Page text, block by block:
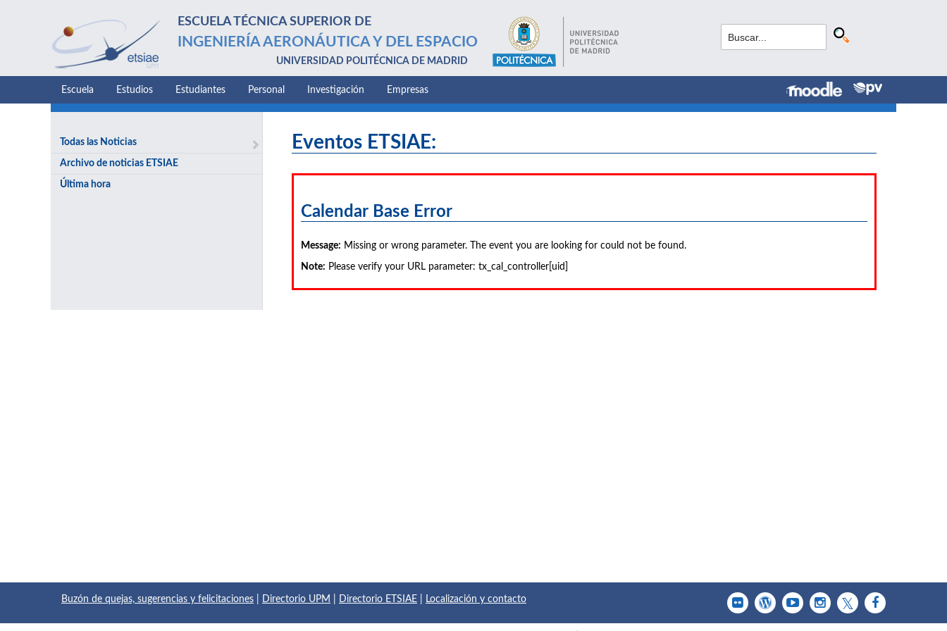
ESCUELA TÉCNICA SUPERIOR DE
INGENIERÍA AERONÁUTICA Y DEL ESPACIO
UNIVERSIDAD POLITÉCNICA DE MADRID
Escuela Estudios Estudiantes Personal Investigación Empresas
Todas las Noticias
Archivo de noticias ETSIAE
Última hora
Eventos ETSIAE:
Calendar Base Error
Message: Missing or wrong parameter. The event you are looking for could not be found.
Note: Please verify your URL parameter: tx_cal_controller[uid]
Buzón de quejas, sugerencias y felicitaciones Directorio UPM Directorio ETSIAE Localización y contacto